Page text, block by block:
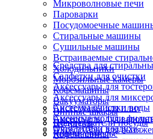
Микроволновые печи
Пароварки
Посудомоечные
Стиральные машины
Сушильные машины
Встраиваемые
Холодильники
Морозильные камеры
Кофемашины
Вакууматоры
Винные шкафы
Подогреватели посуды
Ящики сомелье
Блендеры
Кофемашины
Очистители воздуха
Системы очистки воды
Сменные модули
Аксессуары для
Аксессуары для
Аксессуары для плит
Аксессуары для
Аксессуары для
Средства для
Салфетки для очистки